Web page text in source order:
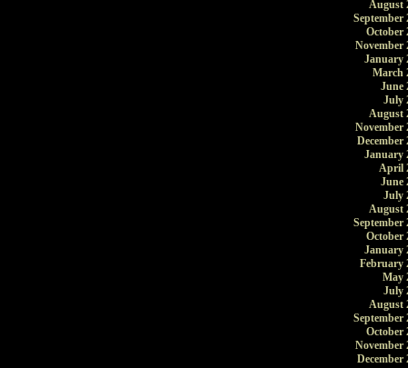
August
September
October
November
January
March
June
July
August
November
December
January
April
June
July
August
September
October
January
February
May
July
August
September
October
November
December